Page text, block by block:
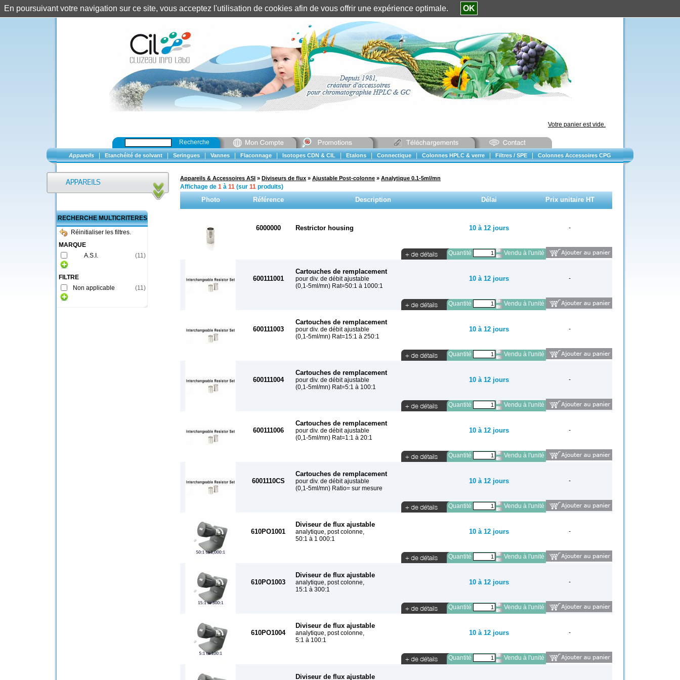
Identification client ||Mon compte
Votre panier est vide.
Recherche
Appareils Etanchéité de solvant Seringues Vannes Flaconnage Isotopes CDN & CIL Etalons Connectique Colonnes HPLC & verre Filtres / SPE Colonnes Accessoires CPG
RECHERCHE MULTICRITERES
Réinitialiser les filtres.
MARQUE
A.S.I.
(11)
FILTRE
Non applicable
(11)
Appareils & Accessoires ASI » Diviseurs de flux » Ajustable Post-colonne » Analytique 0.1-5ml/mn
Affichage de 1 à 11 (sur 11 produits)
Photo Référence Description Délai Prix unitaire HT
6000000 Restrictor housing 10 à 12 jours -
Quantité Vendu à l'unité
600111001
Cartouches de remplacement
pour div. de débit ajustable
(0,1-5ml/mn) Rat=50:1 à 1000:1
10 à 12 jours -
Quantité Vendu à l'unité
600111003
Cartouches de remplacement
pour div. de débit ajustable
(0,1-5ml/mn) Rat=15:1 à 250:1
10 à 12 jours -
Quantité Vendu à l'unité
600111004
Cartouches de remplacement
pour div. de débit ajustable
(0,1-5ml/mn) Rat=5:1 à 100:1
10 à 12 jours -
Quantité Vendu à l'unité
600111006
Cartouches de remplacement
pour div. de débit ajustable
(0,1-5ml/mn) Rat=1:1 à 20:1
10 à 12 jours -
Quantité Vendu à l'unité
6001110CS
Cartouches de remplacement
pour div. de débit ajustable
(0,1-5ml/mn) Ratio= sur mesure
10 à 12 jours -
Quantité Vendu à l'unité
610PO1001
Diviseur de flux ajustable
analytique, post colonne,
50:1 à 1 000:1
10 à 12 jours -
Quantité Vendu à l'unité
610PO1003
Diviseur de flux ajustable
analytique, post colonne,
15:1 à 300:1
10 à 12 jours -
Quantité Vendu à l'unité
610PO1004
Diviseur de flux ajustable
analytique, post colonne,
5:1 à 100:1
10 à 12 jours -
Quantité Vendu à l'unité
Diviseur de flux ajustable
En poursuivant votre navigation sur ce site, vous acceptez l'utilisation de cookies afin de vous offrir une expérience optimale. OK